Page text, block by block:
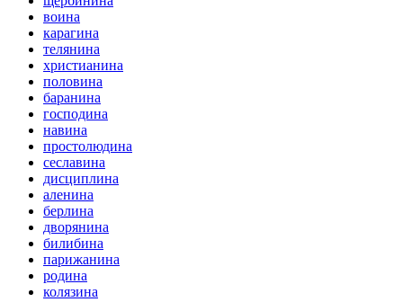
воина
карагина
телянина
христианина
половина
баранина
господина
навина
простолюдина
сеславина
дисциплина
аленина
берлина
дворянина
билибина
парижанина
родина
колязина